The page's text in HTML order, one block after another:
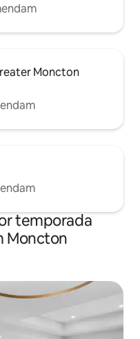
Moncton
temporada
Moncton